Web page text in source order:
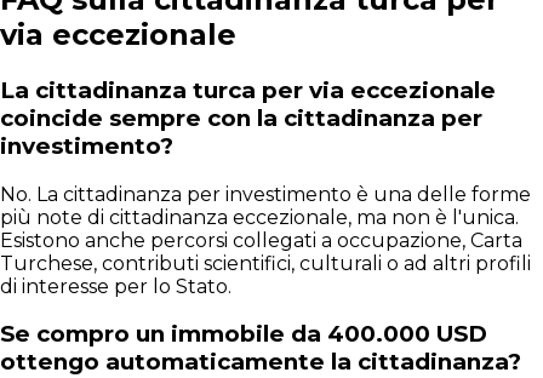
via eccezionale
La cittadinanza turca per via eccezionale
coincide sempre con la cittadinanza per
investimento?
No. La cittadinanza per investimento è una delle forme
più note di cittadinanza eccezionale, ma non è l'unica.
Esistono anche percorsi collegati a occupazione, Carta
Turchese, contributi scientifici, culturali o ad altri profili
di interesse per lo Stato.
Se compro un immobile da 400.000 USD
ottengo automaticamente la cittadinanza?